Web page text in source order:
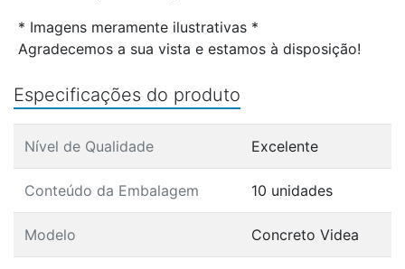
* Imagens meramente ilustrativas *
Agradecemos a sua vista e estamos à disposição!
Especificações do produto
Nível de Qualidade Excelente
Conteúdo da Embalagem 10 unidades
Modelo Concreto Videa